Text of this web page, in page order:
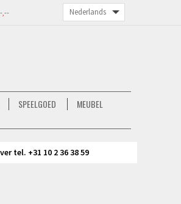
,--
SPEELGOED
MEUBEL
tel. +31 10 2 36 38 59